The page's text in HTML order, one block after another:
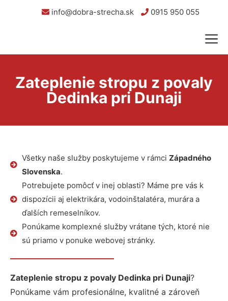
info@dobra-strecha.sk 0915 950 055
Zateplenie stropu z povaly
Dedinka pri Dunaji
Všetky naše služby poskytujeme v rámci Západného
Slovenska.
Potrebujete pomôcť v inej oblasti? Máme pre vás k
dispozícii aj elektrikára, vodoinštalatéra, murára a
ďalších remeselníkov.
Ponúkame komplexné služby vrátane tých, ktoré nie
sú priamo v ponuke webovej stránky.
Zateplenie stropu z povaly Dedinka pri Dunaji?
Ponúkame vám profesionálne, kvalitné a zároveň